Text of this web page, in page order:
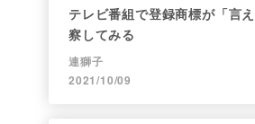
テレビ番組で登録商標が「言
察してみる
連獅子
2021/10/09